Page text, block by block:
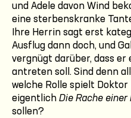
und Adele davon Wind
eine sterbenskranke
Ihre Herrin sagt erst
Ausflug dann doch, und
vergnügt darüber, dass
antreten soll. Sind denn
welche Rolle spielt
eigentlich Die Rache einer
sollen?